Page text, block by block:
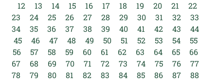
12
13 14 15 16 17 18 19 20 21
22
23
24 25 26 27 28 29 30 31 32
33
34
35 36 37 38 39 40 41 42 43
44
45
46 47 48 49 50 51 52 53 54
55
56
57 58 59 60 61 62 63 64 65
66
67
68 69 70 71 72 73 74 75 76
77
78
79 80 81 82 83 84 85 86 87
88